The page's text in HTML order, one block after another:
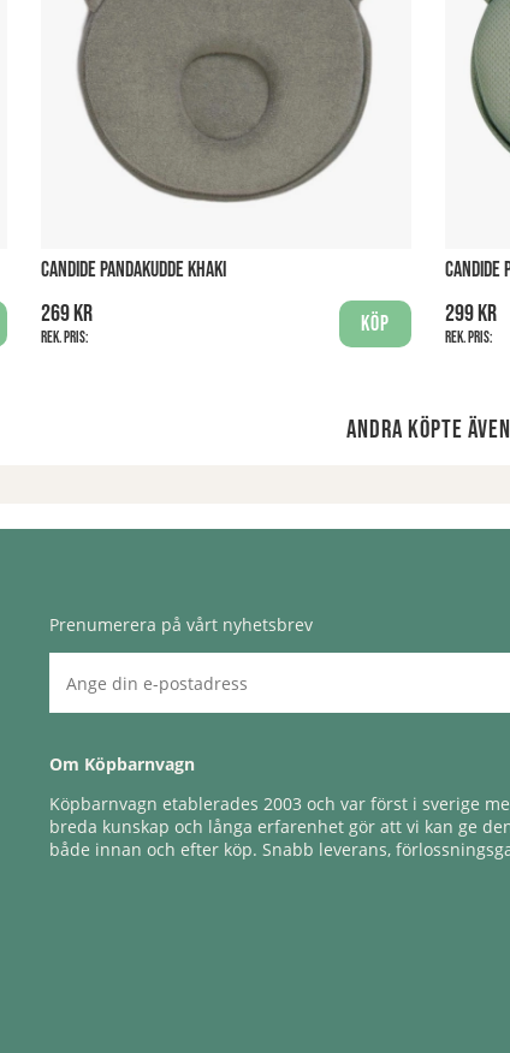
CANDIDE PANDAKUDDE KHAKI
269 kr
Rek. pris:
Köp
CANDIDE
299 kr
Rek. pris:
Andra köpte även
Prenumerera på vårt nyhetsbrev
Om Köpbarnvagn
Köpbarnvagn etablerades 2003 och var först i sverige
breda kunskap och långa erfarenhet gör att vi kan ge
både innan och efter köp. Snabb leverans,